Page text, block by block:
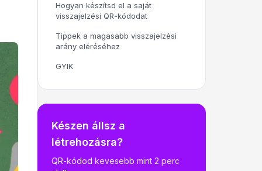
Hogyan készítsd el a saját
visszajelzési QR-kódodat
Tippek a magasabb visszajelzési
arány eléréséhez
GYIK
Készen állsz a
létrehozásra?
QR-kódod kevesebb mint 2 perc